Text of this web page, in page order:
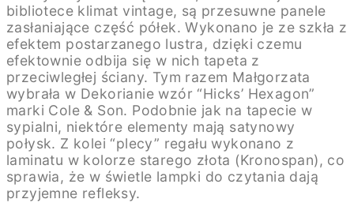
bibliotece klimat vintage, są przesuwne panele
zasłaniające część półek. Wykonano je ze szkła z
efektem postarzanego lustra, dzięki czemu
efektownie odbija się w nich tapeta z
przeciwległej ściany. Tym razem Małgorzata
wybrała w Dekorianie wzór “Hicks’ Hexagon”
marki Cole & Son. Podobnie jak na tapecie w
sypialni, niektóre elementy mają satynowy
połysk. Z kolei “plecy” regału wykonano z
laminatu w kolorze starego złota (Kronospan), co
sprawia, że w świetle lampki do czytania dają
przyjemne refleksy.